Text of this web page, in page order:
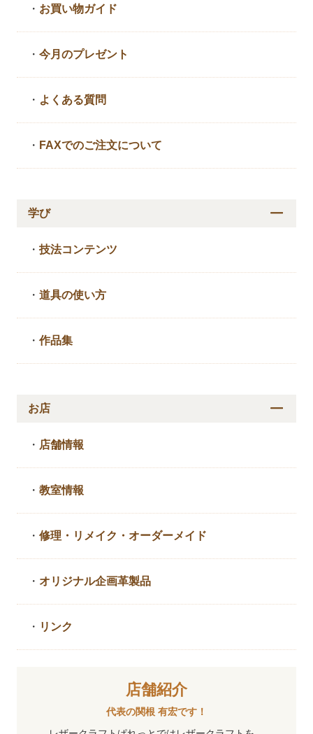
・ お買い物ガイド
・今月のプレゼント
・ よくある質問
・ FAXでのご注文について
学び
・技法コンテンツ
・道具の使い方
・作品集
お店
・ 店舗情報
・教室情報
・修理・リメイク・ オーダーメイド
・ オリジナル企画革製品
・ リンク
店舗紹介
代表の関根 有宏です！